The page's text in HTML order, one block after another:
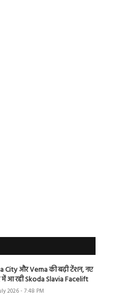
City और Verna की बढ़ी टेंशन, नए
में आ रही Skoda Slavia Facelift
2026 - 7:48 PM